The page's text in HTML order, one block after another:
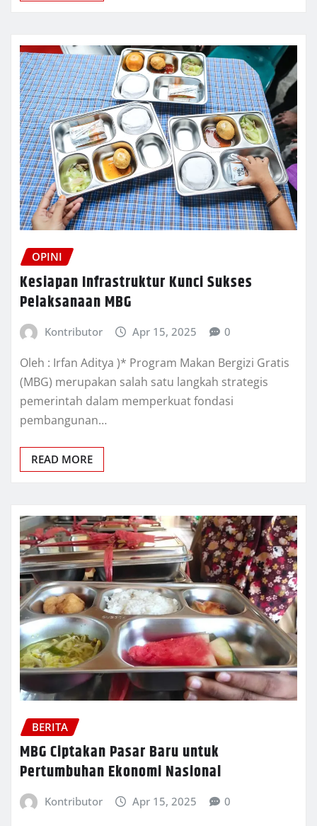
OPINI
Kesiapan Infrastruktur Kunci Sukses
Pelaksanaan MBG
Kontributor Apr 15, 2025 0
Oleh : Irfan Aditya )* Program Makan Bergizi Gratis
(MBG) merupakan salah satu langkah strategis
pemerintah dalam memperkuat fondasi
pembangunan…
READ MORE
BERITA
MBG Ciptakan Pasar Baru untuk
Pertumbuhan Ekonomi Nasional
Kontributor Apr 15, 2025 0